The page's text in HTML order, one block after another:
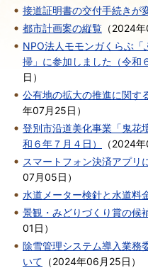
接道証明書の交付手続きが
都市計画案の縦覧 （2024年
NPO法人モモンガくらぶ
掃」に参加しました（令和
日 ）
公有地の拡大の推進に関す
年07月25日 ）
登別市沿道美化事業「鬼花
和６年７月４日）
（2024
スマートフォン決済アプリ
07月05日 ）
水道メーター検針と水道料
景観・みどりづくり賞の候
01日 ）
除雪管理システム導入業務
いて （2024年06月25日 ）